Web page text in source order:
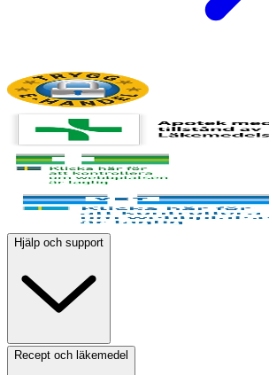
Hjälp och support
Recept och läkemedel